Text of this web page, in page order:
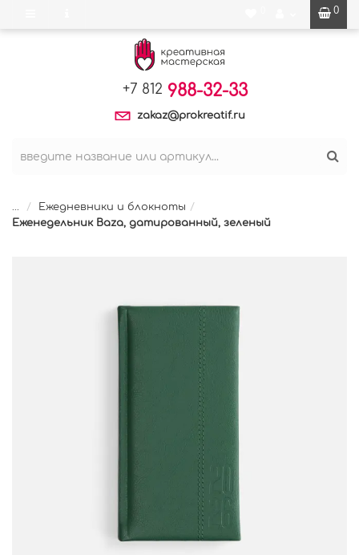
0
+7 812 988-32-33
zakaz@prokreatif.ru
...
Ежедневники и блокноты
Еженедельник Baza, датированный, зеленый